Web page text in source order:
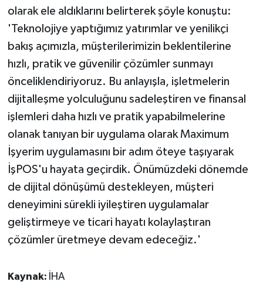
olarak ele aldıklarını belirterek şöyle konuştu:
'Teknolojiye yaptığımız yatırımlar ve yenilikçi
bakış açımızla, müşterilerimizin beklentilerine
hızlı, pratik ve güvenilir çözümler sunmayı
önceliklendiriyoruz. Bu anlayışla, işletmelerin
dijitalleşme yolculuğunu sadeleştiren ve finansal
işlemleri daha hızlı ve pratik yapabilmelerine
olanak tanıyan bir uygulama olarak Maximum
İşyerim uygulamasını bir adım öteye taşıyarak
İşPOS'u hayata geçirdik. Önümüzdeki dönemde
de dijital dönüşümü destekleyen, müşteri
deneyimini sürekli iyileştiren uygulamalar
geliştirmeye ve ticari hayatı kolaylaştıran
çözümler üretmeye devam edeceğiz.'
Kaynak: İHA
YAŞAM
YEREL
Yerel Haberler